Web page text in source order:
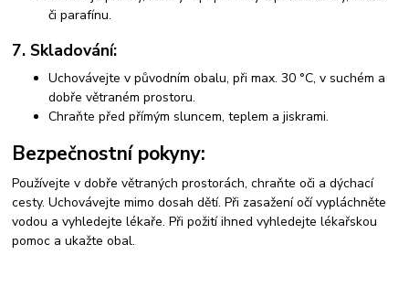
či parafínu.
7. Skladování:
Uchovávejte v původním obalu, při max. 30 °C, v suchém a
dobře větraném prostoru.
Chraňte před přímým sluncem, teplem a jiskrami.
Bezpečnostní pokyny:
Používejte v dobře větraných prostorách, chraňte oči a dýchací
cesty. Uchovávejte mimo dosah dětí. Při zasažení očí vypláchněte
vodou a vyhledejte lékaře. Při požití ihned vyhledejte lékařskou
pomoc a ukažte obal.